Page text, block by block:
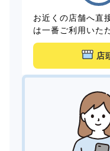
お近くの店舗へ直
は一番ご利用いた
店